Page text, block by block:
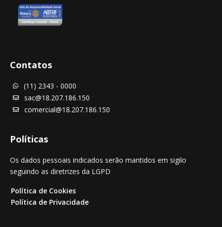
Contatos
 (11) 2343 - 0000
 sac@18.207.186.150
 comercial@18.207.186.150
Políticas
Os dados pessoais indicados serão mantidos em sigilo
seguindo as diretrizes da LGPD
Política de Cookies
Política de Privacidade